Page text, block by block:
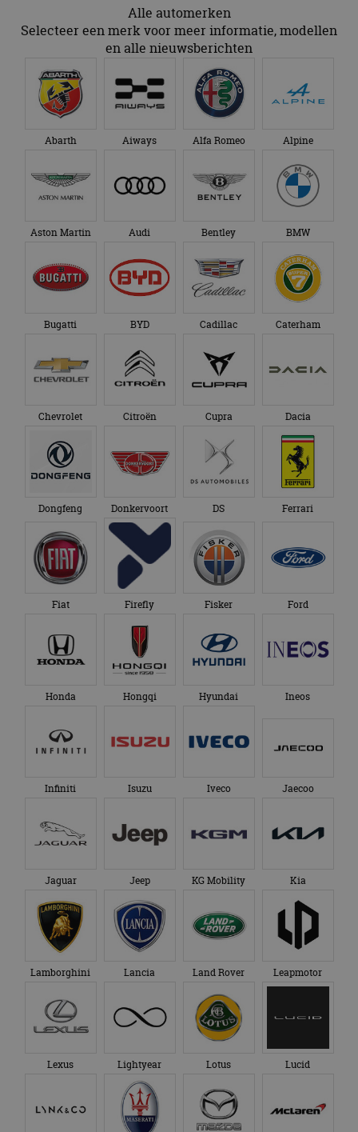
Alle automerken
Selecteer een merk voor meer informatie, modellen
en alle nieuwsberichten
Abarth Aiways Alfa Romeo Alpine
Aston Martin Audi Bentley BMW
Bugatti BYD Cadillac Caterham
Chevrolet Citroën Cupra Dacia
Dongfeng Donkervoort DS Ferrari
Fiat Firefly Fisker Ford
Honda Hongqi Hyundai Ineos
Infiniti Isuzu Iveco Jaecoo
Jaguar Jeep KG Mobility Kia
Lamborghini Lancia Land Rover Leapmotor
Lexus Lightyear Lotus Lucid